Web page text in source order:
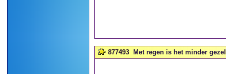
877493 Met regen is het minder